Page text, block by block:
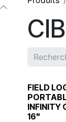
FIELD
INFINITY
16"